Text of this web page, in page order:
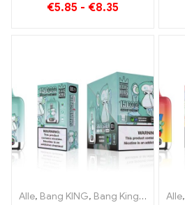
Screen 15000 Puff
€5.85 - €8.35
Alle, Bang KING, Bang King Smart Screen 15000 Puff Alle,